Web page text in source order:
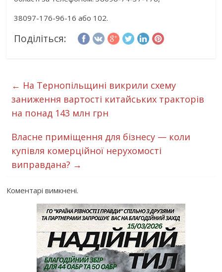
38097-176-96-16 або 102.
Поділіться:
← На Тернопільщині викрили схему
заниження вартості китайських тракторів
на понад 143 млн грн
Власне приміщення для бізнесу — коли
купівля комерційної нерухомості
виправдана? →
Коментарі вимкнені.